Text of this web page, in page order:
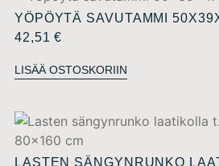
YÖPÖYTÄ SAVUTAMMI
42,51€
LISÄÄ OSTOSKORIIN
LASTEN SÄNGYNRUNKO